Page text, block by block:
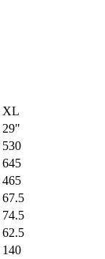
XL
29"
530
645
465
67.5
74.5
62.5
140